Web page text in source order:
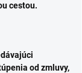
cestou.
od zmluvy,